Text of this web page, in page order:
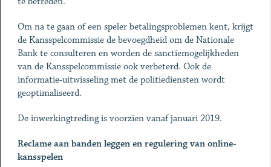
Om na te gaan of een speler betalingsproblemen kent, krijgt
de Kansspelcommissie de bevoegdheid om de Nationale
Bank te consulteren en worden de sanctiemogelijkheden
van de Kansspelcommissie ook verbeterd. Ook de
informatie-uitwisseling met de politiediensten wordt
geoptimaliseerd.
De inwerkingtreding is voorzien vanaf januari 2019.
Reclame aan banden leggen en regulering van online-
kansspelen